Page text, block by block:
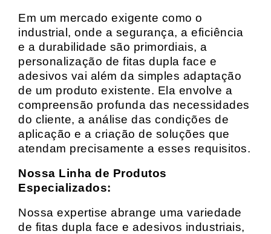
Em um mercado exigente como o
industrial, onde a segurança, a eficiência
e a durabilidade são primordiais, a
personalização de fitas dupla face e
adesivos vai além da simples adaptação
de um produto existente. Ela envolve a
compreensão profunda das necessidades
do cliente, a análise das condições de
aplicação e a criação de soluções que
atendam precisamente a esses requisitos.
Nossa Linha de Produtos
Especializados:
Nossa expertise abrange uma variedade
de fitas dupla face e adesivos industriais,